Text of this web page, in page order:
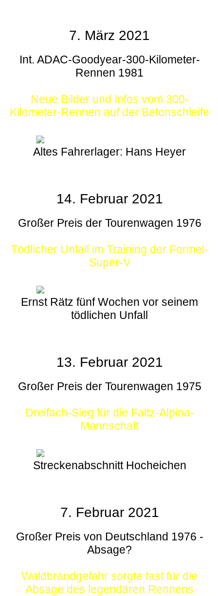
7. März 2021
Int. ADAC-Goodyear-300-Kilometer-
Rennen 1981
Neue Bilder und Infos vom 300-
Kilometer-Rennen auf der Betonschleife
Altes Fahrerlager: Hans Heyer
14. Februar 2021
Großer Preis der Tourenwagen 1976
Tödlicher Unfall im Training der Formel-
Super-V
Ernst Rätz fünf Wochen vor seinem
tödlichen Unfall
13. Februar 2021
Großer Preis der Tourenwagen 1975
Dreifach-Sieg für die Faltz-Alpina-
Mannschaft
Streckenabschnitt Hocheichen
7. Februar 2021
Großer Preis von Deutschland 1976 -
Absage?
Waldbrandgefahr sorgte fast für die
Absage des legendären Rennens